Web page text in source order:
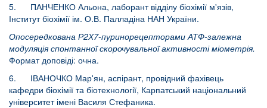
5. ПАНЧЕНКО Альона, лаборант відділу біохімії м'язів,
Інститут біохімії ім. О.В. Палладіна НАН України.
Опосередкована Р2Х7-пуринорецепторами АТФ-залежна
модуляція спонтанної скорочувальної активності міометрія.
Формат доповіді: очна.
6. ІВАНОЧКО Мар'ян, аспірант, провідний фахівець
кафедри біохімії та біотехнології, Карпатський національний
університет імені Василя Стефаника.